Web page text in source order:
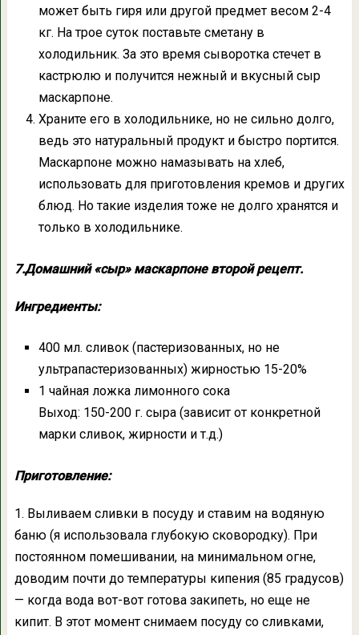
может быть гиря или другой предмет весом 2-4
кг. На трое суток поставьте сметану в
холодильник. За это время сыворотка стечет в
кастрюлю и получится нежный и вкусный сыр
маскарпоне.
Храните его в холодильнике, но не сильно долго,
ведь это натуральный продукт и быстро портится.
Маскарпоне можно намазывать на хлеб,
использовать для приготовления кремов и других
блюд. Но такие изделия тоже не долго хранятся и
только в холодильнике.
7.Домашний «сыр» маскарпоне второй рецепт.
Ингредиенты:
400 мл. сливок (пастеризованных, но не
ультрапастеризованных) жирностью 15-20%
1 чайная ложка лимонного сока
Выход: 150-200 г. сыра (зависит от конкретной
марки сливок, жирности и т.д.)
Приготовление:
1. Выливаем сливки в посуду и ставим на водяную
баню (я использовала глубокую сковородку). При
постоянном помешивании, на минимальном огне,
доводим почти до температуры кипения (85 градусов)
— когда вода вот-вот готова закипеть, но еще не
кипит. В этот момент снимаем посуду со сливками,